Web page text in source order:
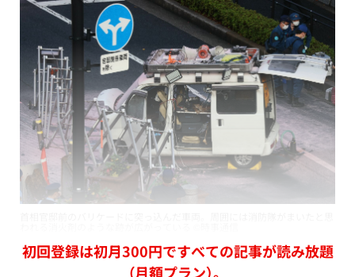
初回登録は初月300円ですべての記事が読み放題
（月額プラン）。